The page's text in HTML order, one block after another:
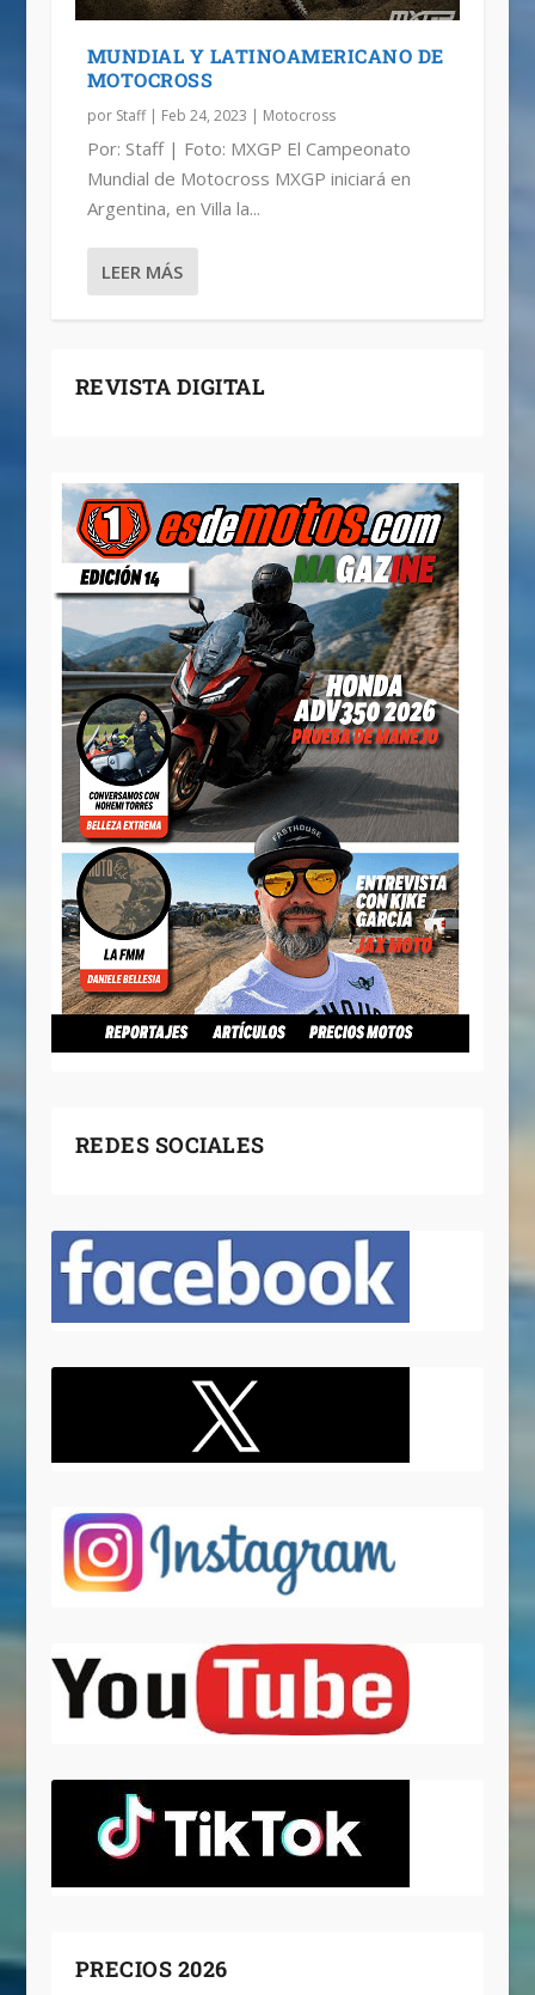
MUNDIAL Y LATINOAMERICANO DE
MOTOCROSS
por Staff| Feb 24, 2023 | Motocross
Por: Staff | Foto: MXGP El Campeonato
Mundial de Motocross MXGP iniciará en
Argentina, en Villa la...
LEER MÁS
REVISTA DIGITAL
REDES SOCIALES
PRECIOS 2026